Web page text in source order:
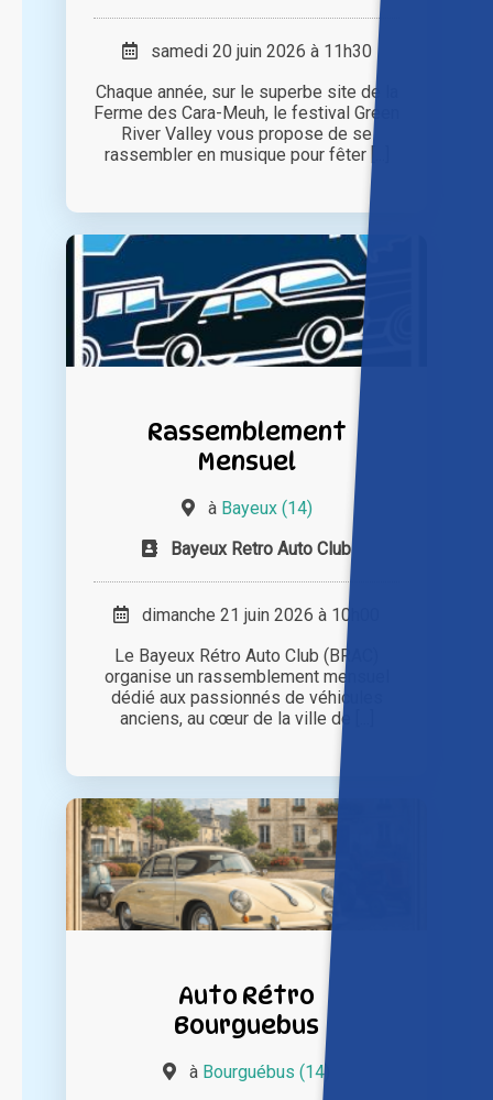
samedi 20 juin 2026 à 11h30
Chaque année, sur le superbe site de la
Ferme des Cara-Meuh, le festival Green
River Valley vous propose de se
rassembler en musique pour fêter [...]
Rassemblement
Mensuel
à Bayeux (14)
Bayeux Retro Auto Club
dimanche 21 juin 2026 à 10h00
Le Bayeux Rétro Auto Club (BRAC)
organise un rassemblement mensuel
dédié aux passionnés de véhicules
anciens, au cœur de la ville de [...]
Auto Rétro
Bourguebus
à Bourguébus (14)